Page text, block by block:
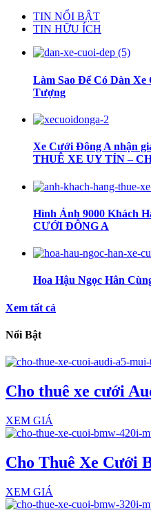
TIN NỔI BẬT
TIN HỮU ÍCH
Làm Sao Để Có Dàn
Tượng
Xe Cưới Đông A nhận
THUÊ XE UY TÍN –
Hình Ảnh 9000 Khách
CƯỚI ĐÔNG A
Hoa Hậu Ngọc Hân
Xem tất cả
Nổi Bật
Cho thuê xe cưới
XEM GIÁ
Cho Thuê Xe Cưới
XEM GIÁ